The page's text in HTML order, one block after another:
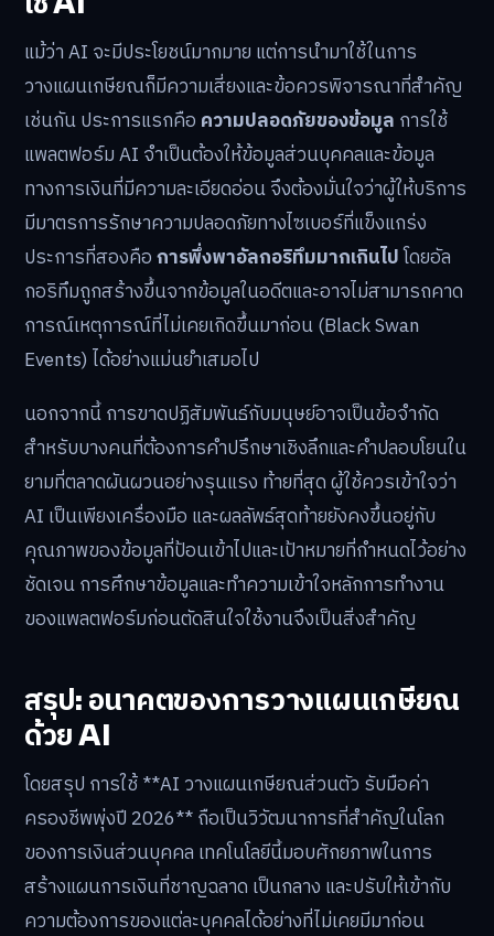
แม้ว่า AI จะมีประโยชน์มากมาย แต่การนำมาใช้ในการ
วางแผนเกษียณก็มีความเสี่ยงและข้อควรพิจารณาที่สำคัญ
เช่นกัน ประการแรกคือ ความปลอดภัยของข้อมูล การใช้
แพลตฟอร์ม AI จำเป็นต้องให้ข้อมูลส่วนบุคคลและข้อมูล
ทางการเงินที่มีความละเอียดอ่อน จึงต้องมั่นใจว่าผู้ให้บริการ
มีมาตรการรักษาความปลอดภัยทางไซเบอร์ที่แข็งแกร่ง
ประการที่สองคือการพึ่งพาอัลกอริทึมมากเกินไปโดยอัล
กอริทึมถูกสร้างขึ้นจากข้อมูลในอดีตและอาจไม่สามารถคาด
การณ์เหตุการณ์ที่ไม่เคยเกิดขึ้นมาก่อน (Black Swan
Events) ได้อย่างแม่นยำเสมอไป
นอกจากนี้ การขาดปฏิสัมพันธ์กับมนุษย์อาจเป็นข้อจำกัด
สำหรับบางคนที่ต้องการคำปรึกษาเชิงลึกและคำปลอบโยนใน
ยามที่ตลาดผันผวนอย่างรุนแรง ท้ายที่สุด ผู้ใช้ควรเข้าใจว่า
AI เป็นเพียงเครื่องมือ และผลลัพธ์สุดท้ายยังคงขึ้นอยู่กับ
คุณภาพของข้อมูลที่ป้อนเข้าไปและเป้าหมายที่กำหนดไว้อย่าง
ชัดเจน การศึกษาข้อมูลและทำความเข้าใจหลักการทำงาน
ของแพลตฟอร์มก่อนตัดสินใจใช้งานจึงเป็นสิ่งสำคัญ
สรุป: อนาคตของการวางแผนเกษียณ
ด้วย AI
โดยสรุป การใช้ **AI วางแผนเกษียณส่วนตัว รับมือค่า
ครองชีพพุ่งปี 2026** ถือเป็นวิวัฒนาการที่สำคัญในโลก
ของการเงินส่วนบุคคล เทคโนโลยีนี้มอบศักยภาพในการ
สร้างแผนการเงินที่ชาญฉลาด เป็นกลาง และปรับให้เข้ากับ
ความต้องการของแต่ละบุคคลได้อย่างที่ไม่เคยมีมาก่อน